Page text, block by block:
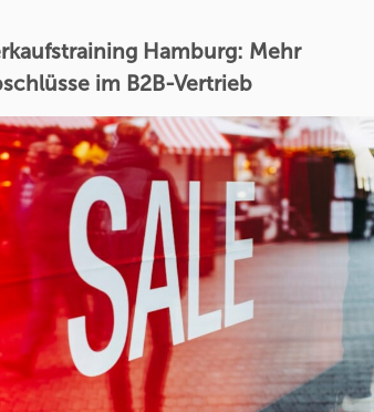
Hamburg: Mehr
im B2B-Vertrieb